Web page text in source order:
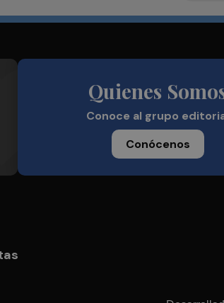
Quienes
Conoce al grupo
Conócenos